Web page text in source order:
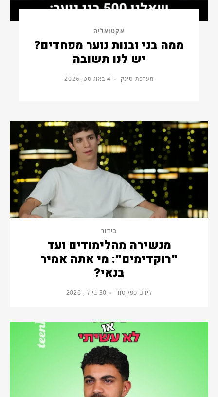
אקטואליה
ממה בני ובנות נוער מפחדים?
יש לנו תשובה
מערכת טינק 4 באוגוסט, 2026
בידור
מנשירה מהלימודים ועד
״רוקדימים״: מי אתה אמיר
בנאי?
לירם ספקטור 30 ביולי, 2026